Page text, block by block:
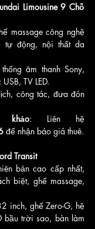
Limousine 9 Chỗ
massage công nghệ
tự động, nội thất da
âm thanh Sony,
TV LED.
công tác, đưa đón
khảo
để nhận báo giá thuê.
Transit
bản cao cấp nhất,
biệt, ghế massage,
inch, ghế Zero-G, hệ
bầu trời sao, bàn làm